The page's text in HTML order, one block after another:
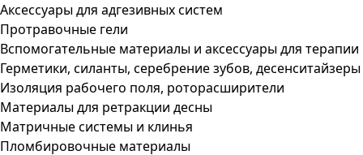
Аксессуары для адгезивных систем
Протравочные гели
Вспомогательные материалы и аксессуары для терапии
Герметики, силанты, серебрение зубов, десенситайзеры
Изоляция рабочего поля, роторасширители
Материалы для ретракции десны
Матричные системы и клинья
Пломбировочные материалы